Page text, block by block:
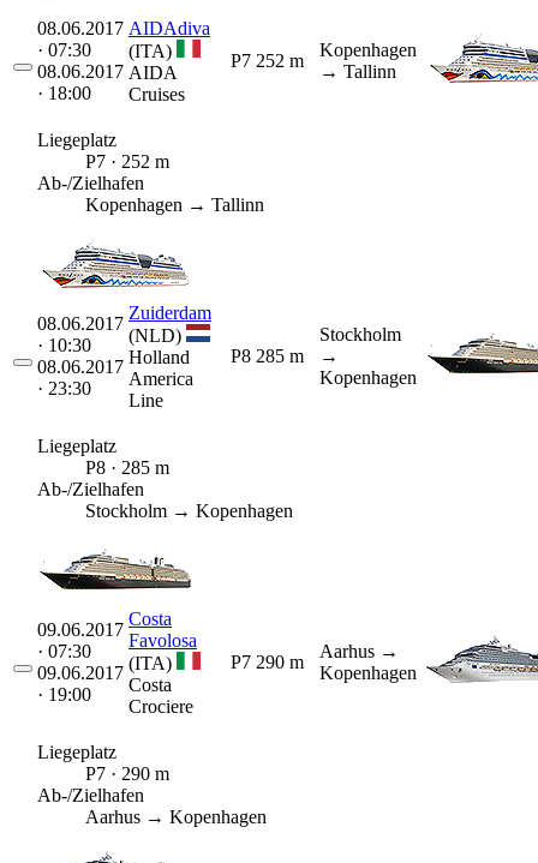
08.06.2017
· 07:30
08.06.2017
· 18:00
AIDAdiva
(ITA)
AIDA
Cruises
P7 252 m
Kopenhagen
→ Tallinn
Liegeplatz
P7 · 252 m
Ab-/Zielhafen
Kopenhagen → Tallinn
08.06.2017
· 10:30
08.06.2017
· 23:30
Zuiderdam
(NLD)
Holland
America
Line
P8 285 m
Stockholm
→
Kopenhagen
Liegeplatz
P8 · 285 m
Ab-/Zielhafen
Stockholm → Kopenhagen
09.06.2017
· 07:30
09.06.2017
· 19:00
Costa
Favolosa
(ITA)
Costa
Crociere
P7 290 m
Aarhus →
Kopenhagen
Liegeplatz
P7 · 290 m
Ab-/Zielhafen
Aarhus → Kopenhagen